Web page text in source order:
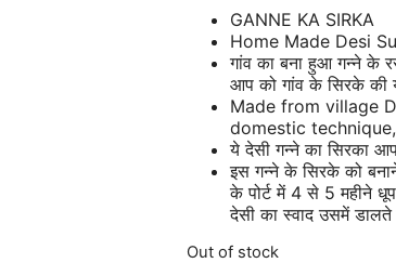
GANNE KA SIRKA
Home Made Desi
गांव का बना हुआ गन्ने के
आप को गांव के सिरके की
Made from village
domestic technique,
ये देसी गन्ने का सिरका
इस गन्ने के सिरके को
के पोर्ट में 4 से 5 महीने
देसी का स्वाद उसमें डालते
Out of stock